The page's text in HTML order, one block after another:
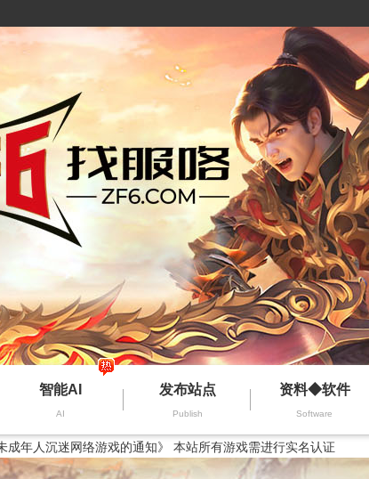
智能AI
AI
发布站点
Publish
资料◆软件
Software
成年人沉迷网络游戏的通知》 本站所有游戏需进行实名认证